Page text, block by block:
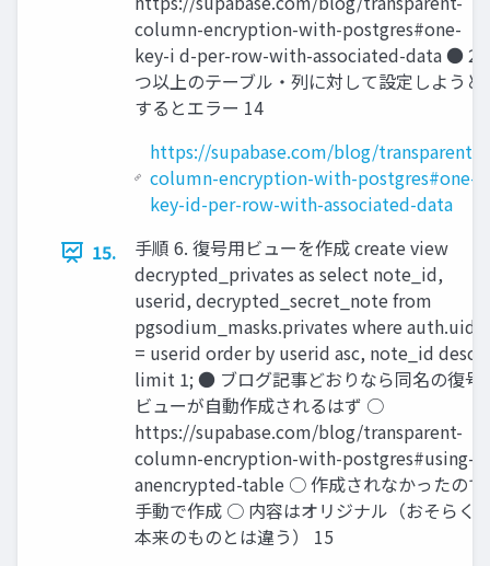
column-encryption-with-postgres#one-
key-i d-per-row-with-associated-data ● 2
つ以上のテーブル・列に対して設定しようと
するとエラー 14
https://supabase.com/blog/transparent-
column-encryption-with-postgres#one-
key-id-per-row-with-associated-data
15.
手順 6. 復号用ビューを作成 create view
decrypted_privates as select note_id,
userid, decrypted_secret_note from
pgsodium_masks.privates where auth.uid()
= userid order by userid asc, note_id desc
limit 1; ● ブログ記事どおりなら同名の復号
ビューが自動作成されるはず ○
https://supabase.com/blog/transparent-
column-encryption-with-postgres#using-
anencrypted-table ○ 作成されなかったので
手動で作成 ○ 内容はオリジナル（おそらく
本来のものとは違う） 15